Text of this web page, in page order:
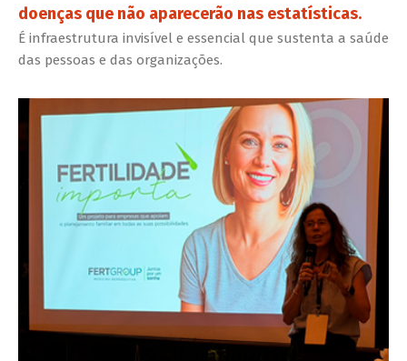
doenças que não aparecerão nas estatísticas.
É infraestrutura invisível e essencial que sustenta a saúde
das pessoas e das organizações.